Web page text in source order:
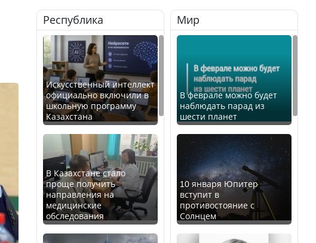
Республика
Искусственный интеллект
официально включили в
школьную программу
Казахстана
В Казахстане стало
проще получить
направления на
медицинские
обследования
Мир
В феврале можно будет
наблюдать парад из
шести планет
10 января Юпитер
вступит в
противостояние с
Солнцем